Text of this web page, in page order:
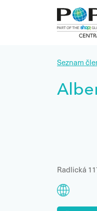
Seznam
Radlická